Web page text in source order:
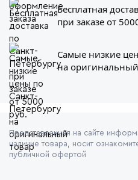
Бесплатная
при заказе от
Самые низкие
на
Представленная на сайте
наличие товара, носит
публичной офертой